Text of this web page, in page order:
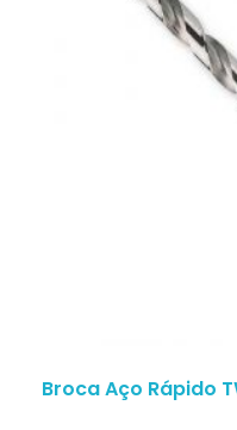
Broca Aço Rápido